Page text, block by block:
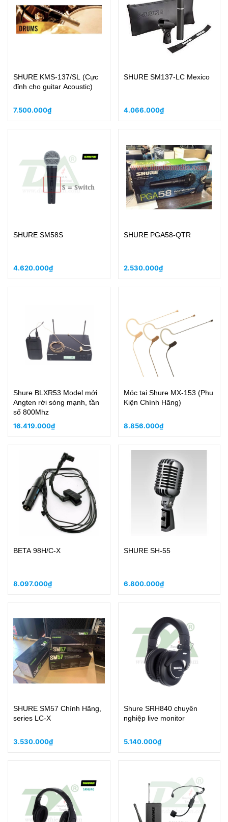
SHURE KMS-137/SL (Cực
đỉnh cho guitar Acoustic)
7.500.000₫
SHURE SM137-LC Mexico
4.066.000₫
SHURE SM58S
4.620.000₫
SHURE PGA58-QTR
2.530.000₫
Shure BLXR53 Model mới
Angten rời sóng mạnh, tần
số 800Mhz
16.419.000₫
Móc tai Shure MX-153 (Phụ
Kiện Chính Hãng)
8.856.000₫
BETA 98H/C-X
8.097.000₫
SHURE SH-55
6.800.000₫
SHURE SM57 Chính Hãng,
series LC-X
3.530.000₫
Shure SRH840 chuyên
nghiệp live monitor
5.140.000₫